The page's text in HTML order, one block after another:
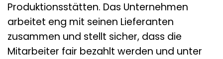
Produktionsstätten. Das Unternehmen
arbeitet eng mit seinen Lieferanten
zusammen und stellt sicher, dass die
Mitarbeiter fair bezahlt werden und unter